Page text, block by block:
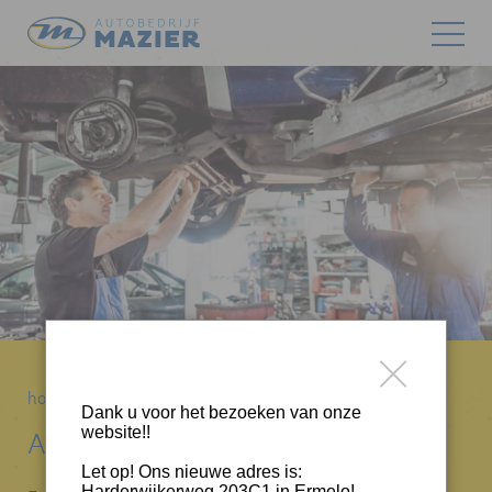
Dank u voor het bezoeken van onze
website!!
Let op! Ons nieuwe adres is:
home
APK Keuring